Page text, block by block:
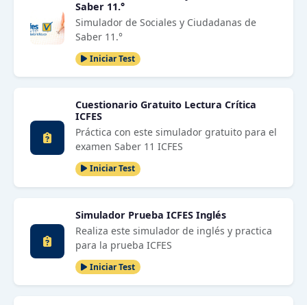
Saber 11.°
Simulador de Sociales y Ciudadanas de
Saber 11.°
Iniciar Test
Cuestionario Gratuito Lectura Crítica
ICFES
Práctica con este simulador gratuito para el
examen Saber 11 ICFES
Iniciar Test
Simulador Prueba ICFES Inglés
Realiza este simulador de inglés y practica
para la prueba ICFES
Iniciar Test